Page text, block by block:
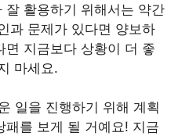
잘 활용하기 위해서는 약간
과 문제가 있다면 양보하
면 지금보다 상황이 더 좋
마세요.
일을 진행하기 위해 계획
패를 보게 될 거예요! 지금